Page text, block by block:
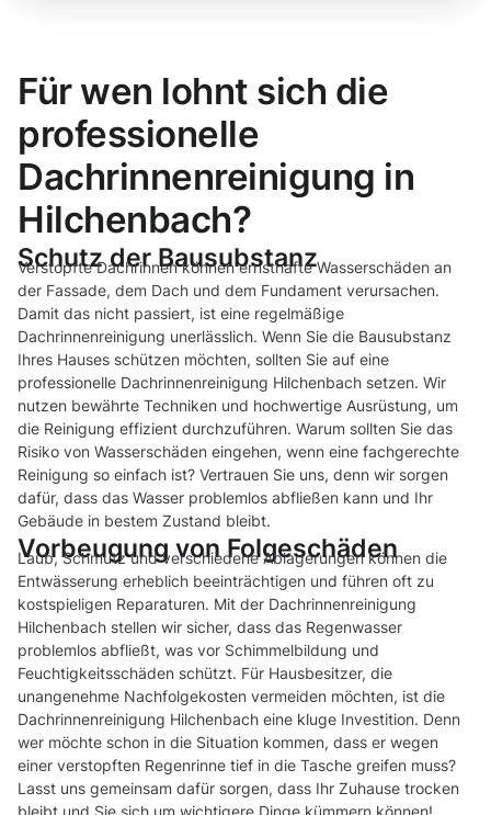
Für wen lohnt sich die
professionelle
Dachrinnenreinigung in
Hilchenbach?
Schutz der Bausubstanz
Verstopfte Dachrinnen können ernsthafte Wasserschäden an
der Fassade, dem Dach und dem Fundament verursachen.
Damit das nicht passiert, ist eine regelmäßige
Dachrinnenreinigung unerlässlich. Wenn Sie die Bausubstanz
Ihres Hauses schützen möchten, sollten Sie auf eine
professionelle Dachrinnenreinigung Hilchenbach setzen. Wir
nutzen bewährte Techniken und hochwertige Ausrüstung, um
die Reinigung effizient durchzuführen. Warum sollten Sie das
Risiko von Wasserschäden eingehen, wenn eine fachgerechte
Reinigung so einfach ist? Vertrauen Sie uns, denn wir sorgen
dafür, dass das Wasser problemlos abfließen kann und Ihr
Gebäude in bestem Zustand bleibt.
Vorbeugung von Folgeschäden
Laub, Schmutz und verschiedene Ablagerungen können die
Entwässerung erheblich beeinträchtigen und führen oft zu
kostspieligen Reparaturen. Mit der Dachrinnenreinigung
Hilchenbach stellen wir sicher, dass das Regenwasser
problemlos abfließt, was vor Schimmelbildung und
Feuchtigkeitsschäden schützt. Für Hausbesitzer, die
unangenehme Nachfolgekosten vermeiden möchten, ist die
Dachrinnenreinigung Hilchenbach eine kluge Investition. Denn
wer möchte schon in die Situation kommen, dass er wegen
einer verstopften Regenrinne tief in die Tasche greifen muss?
Lasst uns gemeinsam dafür sorgen, dass Ihr Zuhause trocken
bleibt und Sie sich um wichtigere Dinge kümmern können!